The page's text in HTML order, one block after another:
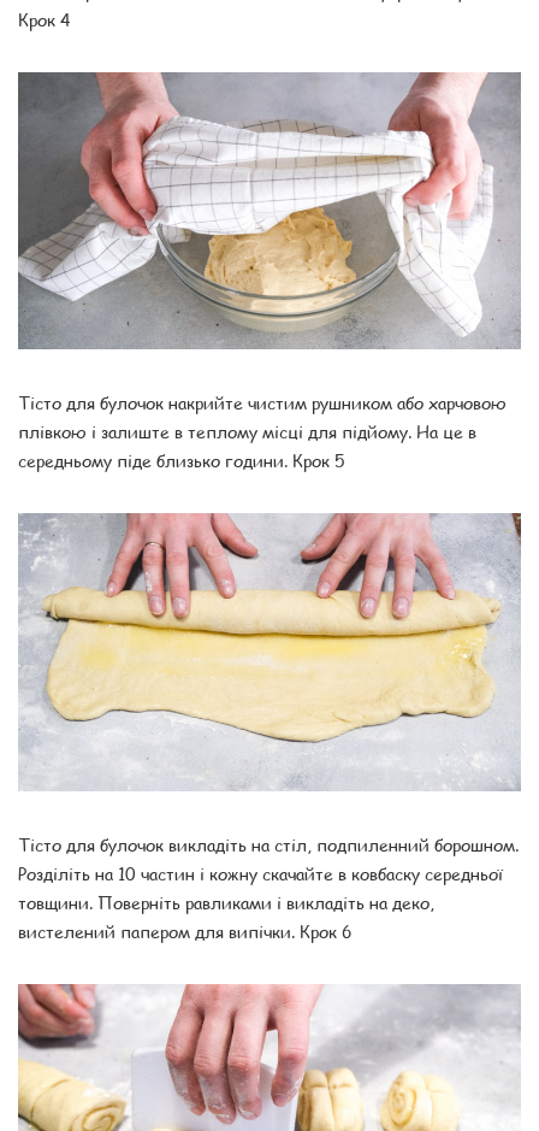
Крок 4
Тісто для булочок накрийте чистим рушником або харчовою
плівкою і залиште в теплому місці для підйому. На це в
середньому піде близько години. Крок 5
Тісто для булочок викладіть на стіл, подпиленний борошном.
Розділіть на 10 частин і кожну скачайте в ковбаску середньої
товщини. Поверніть равликами і викладіть на деко,
вистелений папером для випічки. Крок 6